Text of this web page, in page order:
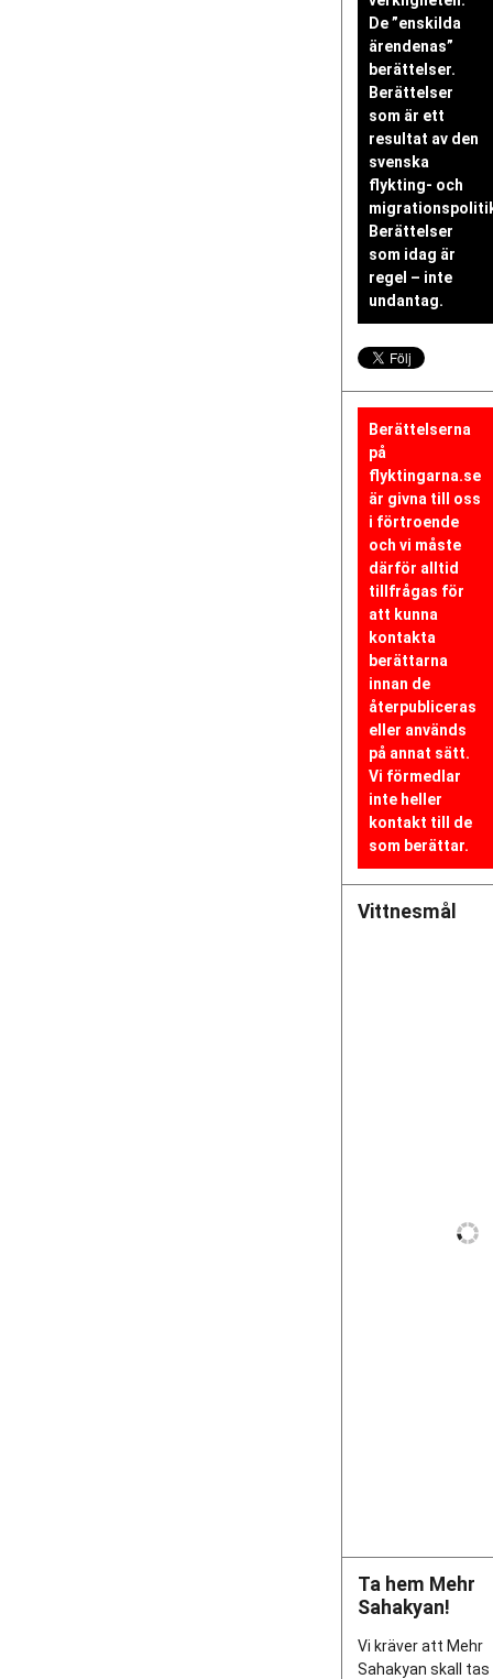
De ”enskilda
ärendenas”
berättelser.
Berättelser
som är ett
resultat av den
svenska
flykting- och
Berättelser
som idag är
regel – inte
undantag.
Berättelserna
på
flyktingarna.se
är givna till oss
i förtroende
och vi måste
därför alltid
tillfrågas för
att kunna
kontakta
berättarna
innan de
återpubliceras
eller används
på annat sätt.
Vi förmedlar
inte heller
kontakt till de
som berättar.
Vittnesmål
Ta hem Mehr
Sahakyan!
Vi kräver att Mehr
Sahakyan skall tas